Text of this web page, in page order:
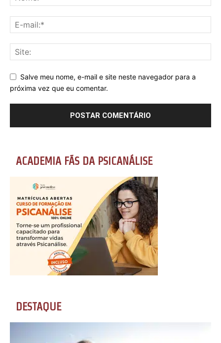
Salve meu nome, e-mail e site neste navegador para a
próxima vez que eu comentar.
ACADEMIA FÃS DA PSICANÁLISE
DESTAQUE